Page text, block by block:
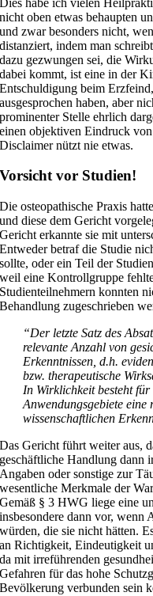
nicht oben etwas behaupten
und zwar besonders nicht,
distanziert, indem man
dazu gezwungen sei, die
dabei kommt, ist eine in der
Entschuldigung beim
ausgesprochen haben, aber
prominenter Stelle ehrlich
einen objektiven Eindruck
Disclaimer nützt nie etwas.
Vorsicht vor Studien!
Die osteopathische Praxis
und diese dem Gericht
Gericht erkannte sie mit
Entweder betraf die Studie
sollte, oder ein Teil der
weil eine Kontrollgruppe
Studienteilnehmern konnten
Behandlung zugeschrieben
“Der letzte Satz des
relevante Anzahl von
Erkenntnissen, d.h.
bzw. therapeutische
In Wirklichkeit besteht
Anwendungsgebiete eine
wissenschaftlichen
Das Gericht führt weiter aus,
geschäftliche Handlung dann
Angaben oder sonstige zur
wesentliche Merkmale der
Gemäß § 3 HWG liege eine
insbesondere dann vor, wenn
würden, die sie nicht hätten.
an Richtigkeit, Eindeutigkeit
da mit irreführenden
Gefahren für das hohe
Bevölkerung verbunden sein